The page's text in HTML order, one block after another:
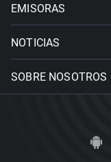
EMISORAS
NOTICIAS
SOBRE NOSOTROS